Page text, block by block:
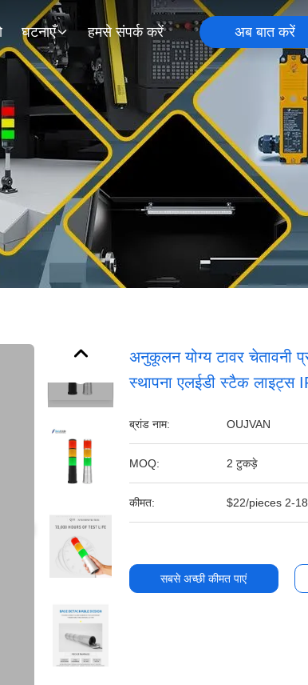
घटनाएँ हमसे संपर्क करें अब बात करें
अनुकूलन योग्य टावर चेतावनी
स्थापना एलईडी स्टैक लाइट्स
ब्रांड नाम: OUJVAN
MOQ: 2 टुकड़े
कीमत: $22/pieces 2-
सबसे अच्छी कीमत पाएं